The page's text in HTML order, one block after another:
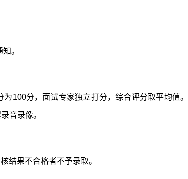
。
100分，面试专家独立打分，综合评分取平均值。
音录像。
结果不合格者不予录取。